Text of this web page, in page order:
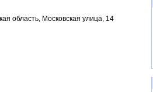
область, Московская улица, 14